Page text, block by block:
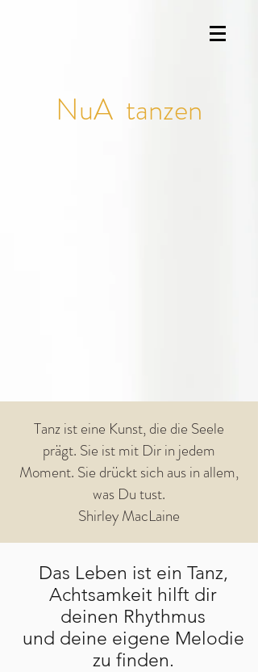
NuA tanzen
Tanz ist eine Kunst, die die Seele
prägt. Sie ist mit Dir in jedem
Moment. Sie drückt sich aus in allem,
was Du tust.
Shirley MacLaine
Das Leben ist ein Tanz,
Achtsamkeit hilft dir
deinen Rhythmus
und deine eigene Melodie
zu finden.